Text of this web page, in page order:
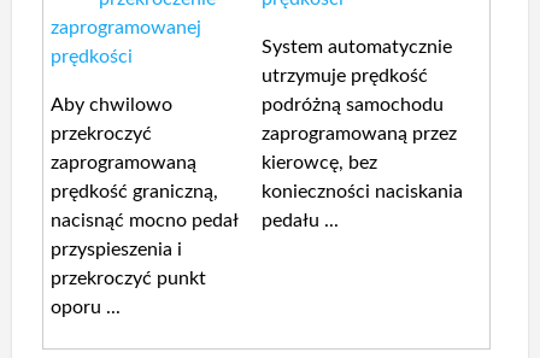
zaprogramowanej
prędkości
Aby chwilowo
przekroczyć
zaprogramowaną
prędkość graniczną,
nacisnąć mocno pedał
przyspieszenia i
przekroczyć punkt
oporu ...
System automatycznie
utrzymuje prędkość
podróżną samochodu
zaprogramowaną przez
kierowcę, bez
konieczności naciskania
pedału ...